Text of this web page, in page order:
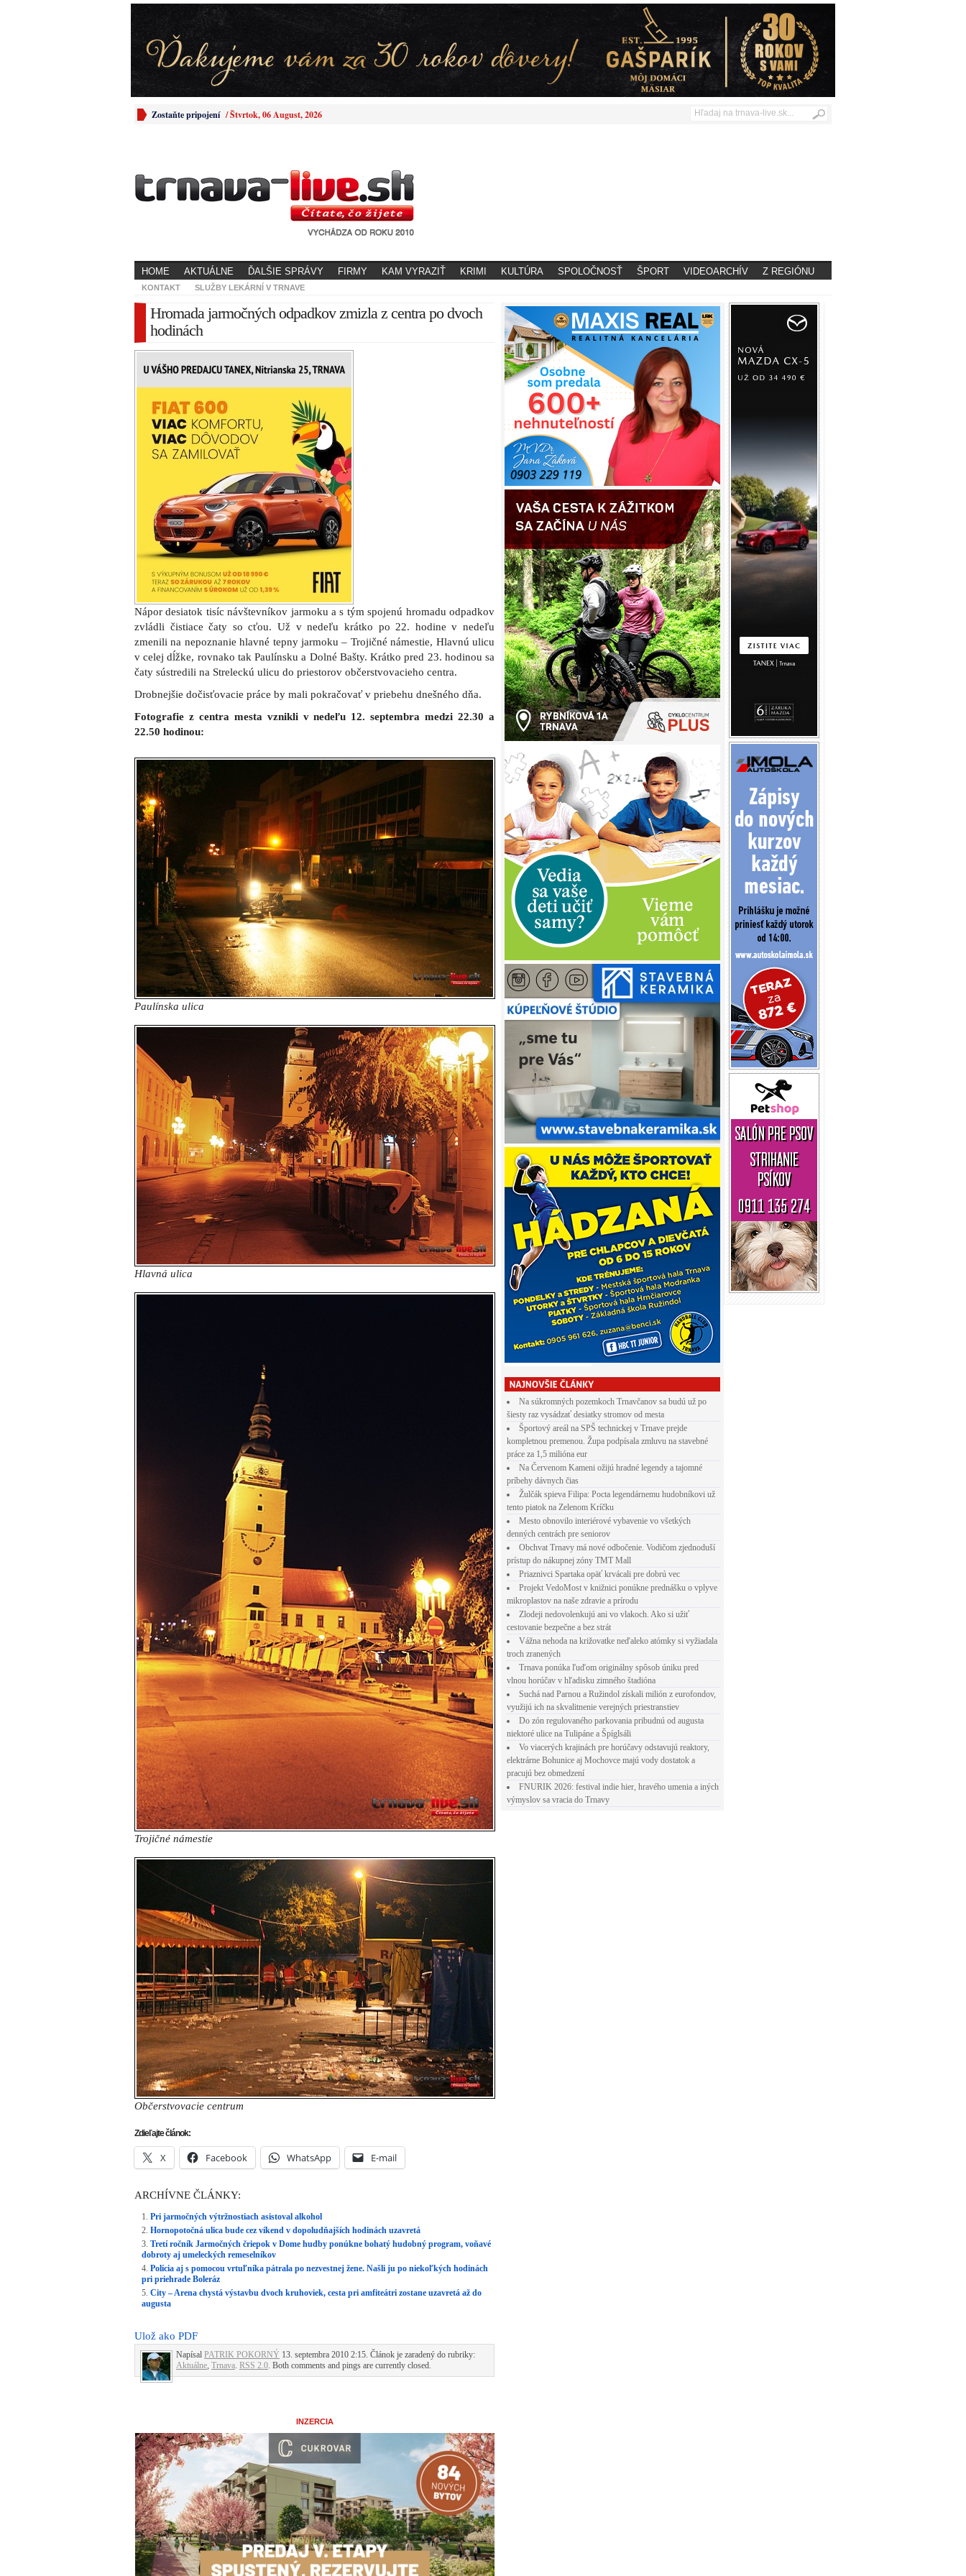
Zostaňte pripojení /Štvrtok, 06 August, 2026
HOME AKTUÁLNE ĎALŠIE SPRÁVY FIRMY KAM VYRAZIŤ KRIMI KULTÚRA SPOLOČNOSŤ ŠPORT VIDEOARCHÍV Z REGIÓNU
KONTAKT SLUŽBY LEKÁRNÍ V TRNAVE
Hromada jarmočných odpadkov zmizla z centra po dvoch
hodinách
Nápor desiatok tisíc návštevníkov jarmoku a s tým spojenú hromadu odpadkov
zvládli čistiace čaty so cťou. Už v nedeľu krátko po 22. hodine v nedeľu
zmenili na nepoznanie hlavné tepny jarmoku – Trojičné námestie, Hlavnú ulicu
v celej dĺžke, rovnako tak Paulínsku a Dolné Bašty. Krátko pred 23. hodinou sa
čaty sústredili na Streleckú ulicu do priestorov občerstvovacieho centra.
Drobnejšie dočisťovacie práce by mali pokračovať v priebehu dnešného dňa.
Fotografie z centra mesta vznikli v nedeľu 12. septembra medzi 22.30 a
22.50 hodinou:
Paulínska ulica
Hlavná ulica
Trojičné námestie
Občerstvovacie centrum
Zdieľajte článok:
X Facebook WhatsApp E-mail
ARCHÍVNE ČLÁNKY:
Pri jarmočných výtržnostiach asistoval alkohol
Hornopotočná ulica bude cez víkend v dopoludňajších hodinách uzavretá
Tretí ročník Jarmočných čriepok v Dome hudby ponúkne bohatý hudobný program, voňavé
dobroty aj umeleckých remeselníkov
Polícia aj s pomocou vrtuľníka pátrala po nezvestnej žene. Našli ju po niekoľkých hodinách
pri priehrade Boleráz
City – Arena chystá výstavbu dvoch kruhoviek, cesta pri amfiteátri zostane uzavretá až do
augusta
Ulož ako PDF
Napísal PATRIK POKORNÝ 13. septembra 2010 2:15. Článok je zaradený do rubriky:
Aktuálne, Trnava. RSS 2.0. Both comments and pings are currently closed.
INZERCIA
Na súkromných pozemkoch Trnavčanov sa budú už po
šiesty raz vysádzať desiatky stromov od mesta
Športový areál na SPŠ technickej v Trnave prejde
kompletnou premenou. Župa podpísala zmluvu na stavebné
práce za 1,5 milióna eur
Na Červenom Kameni ožijú hradné legendy a tajomné
príbehy dávnych čias
Žulčák spieva Filipa: Pocta legendárnemu hudobníkovi už
tento piatok na Zelenom Kríčku
Mesto obnovilo interiérové vybavenie vo všetkých
denných centrách pre seniorov
Obchvat Trnavy má nové odbočenie. Vodičom zjednoduší
prístup do nákupnej zóny TMT Mall
Priaznivci Spartaka opäť krvácali pre dobrú vec
Projekt VedoMost v knižnici ponúkne prednášku o vplyve
mikroplastov na naše zdravie a prírodu
Zlodeji nedovolenkujú ani vo vlakoch. Ako si užiť
cestovanie bezpečne a bez strát
Vážna nehoda na križovatke neďaleko atómky si vyžiadala
troch zranených
Trnava ponúka ľuďom originálny spôsob úniku pred
vlnou horúčav v hľadisku zimného štadióna
Suchá nad Parnou a Ružindol získali milión z eurofondov,
využijú ich na skvalitnenie verejných priestranstiev
Do zón regulovaného parkovania pribudnú od augusta
niektoré ulice na Tulipáne a Špíglsáli
Vo viacerých krajinách pre horúčavy odstavujú reaktory,
elektrárne Bohunice aj Mochovce majú vody dostatok a
pracujú bez obmedzení
FNURIK 2026: festival indie hier, hravého umenia a iných
výmyslov sa vracia do Trnavy